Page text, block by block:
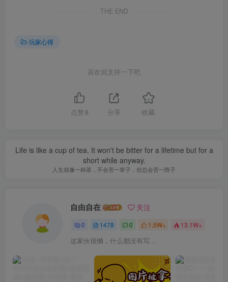
THE END
玩家心得
喜欢就支持一下吧
点赞 8 分享 收藏
Life is like a cup of tea. It won't be bitter for a lifetime but for a
short while anyway.
人生就像一杯茶，不会苦一辈子，但总会苦一阵子
自由自在 关注
0 1478 0 1.5W+ 13.1W+
这家伙很懒，什么都没有写...